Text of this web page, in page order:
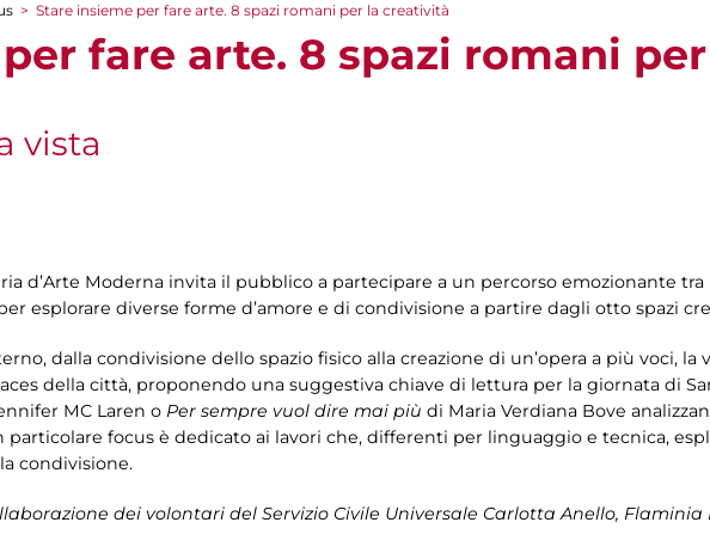
> Stare insieme per fare arte. 8 spazi romani per la creatività
fare arte. 8 spazi romani
vista
d’Arte Moderna invita il pubblico a partecipare a un percorso emozionante
esplorare diverse forme d’amore e di condivisione a partire dagli otto spazi
dalla condivisione dello spazio fisico alla creazione di un’opera a più voci, la
della città, proponendo una suggestiva chiave di lettura per la giornata di
MC Laren o Per sempre vuol dire mai più di Maria Verdiana Bove
focus è dedicato ai lavori che, differenti per linguaggio e tecnica,
condivisione.
dei volontari del Servizio Civile Universale Carlotta Anello, Flaminia